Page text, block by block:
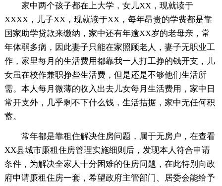
家中两个孩子都在上大学，女儿XX，现就读于
XXXX，儿子XX，现就读于XX，每年昂贵的学费都是靠
国家助学贷款来缴纳，家中还有年逾XX岁的老母亲，常
年体弱多病，因此妻子只能在家照顾老人，妻子无职业工
作，家里每月的生活费用都靠我一人打工挣的钱开支，儿
女虽在校作兼职挣些生活费，但是还是不够他们生活所
需。本人每月微薄的收入出去儿女每月生活费用，家中日
常开支外，几乎剩不下什么钱，生活拮据，家中无任何积
蓄。
常年都是靠租住解决住房问题，属于无房户，在查看
XX县城市廉租住房管理实施细则后，发现本人符合申请
条件，为解决全家人十分困难的住房问题，在此特别向政
府申请廉租住房一套，希望政府主管部门、居委会能给予